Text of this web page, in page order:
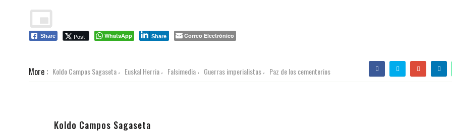
Share Post WhatsApp Share Correo Electrónico
More : Koldo Campos Sagaseta , Euskal Herria , Falsimedia , Guerras imperialistas , Paz de los cementerios
Koldo Campos Sagaseta